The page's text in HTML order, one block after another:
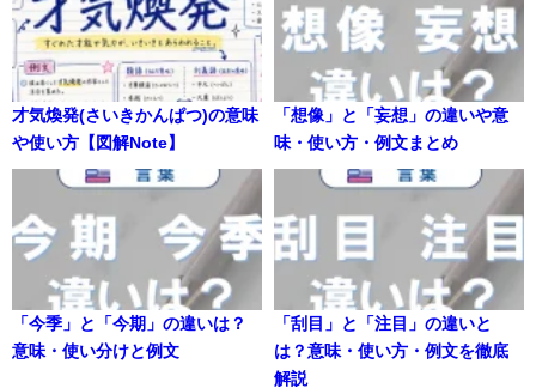
才気煥発(さいきかんぱつ)の意味
や使い方【図解Note】
「想像」と「妄想」の違いや意
味・使い方・例文まとめ
「今季」と「今期」の違いは？
意味・使い分けと例文
「刮目」と「注目」の違いと
は？意味・使い方・例文を徹底
解説